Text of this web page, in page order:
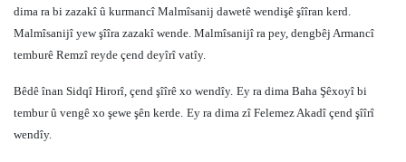
dima ra bi zazakî û kurmancî Malmîsanij dawetê wendişê şîîran kerd.
Malmîsanijî yew şîîra zazakî wende. Malmîsanijî ra pey, dengbêj Armancî
temburê Remzî reyde çend deyîrî vatîy.
Bêdê înan Sidqî Hirorî, çend şîîrê xo wendîy. Ey ra dima Baha Şêxoyî bi
tembur û vengê xo şewe şên kerde. Ey ra dima zî Felemez Akadî çend şîîrî
wendîy.